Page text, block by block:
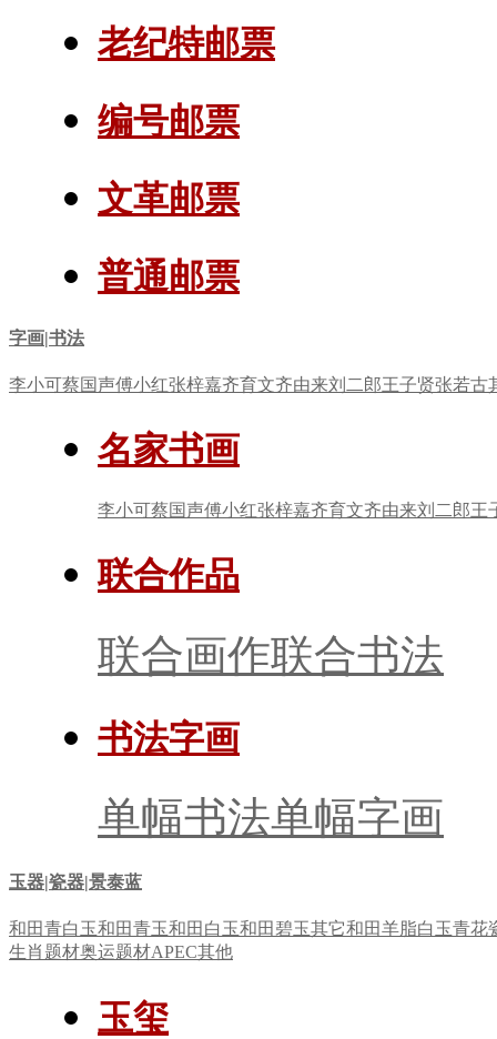
老纪特邮票
编号邮票
文革邮票
普通邮票
字画|书法
李小可蔡国声傅小红张梓嘉齐育文齐由来刘二郎王子贤张若古
名家书画
李小可蔡国声傅小红张梓嘉齐育文齐由来刘二郎王
联合作品
联合画作联合书法
书法字画
单幅书法单幅字画
玉器|瓷器|景泰蓝
和田青白玉和田青玉和田白玉和田碧玉其它和田羊脂白玉青花
生肖题材奥运题材APEC其他
玉玺